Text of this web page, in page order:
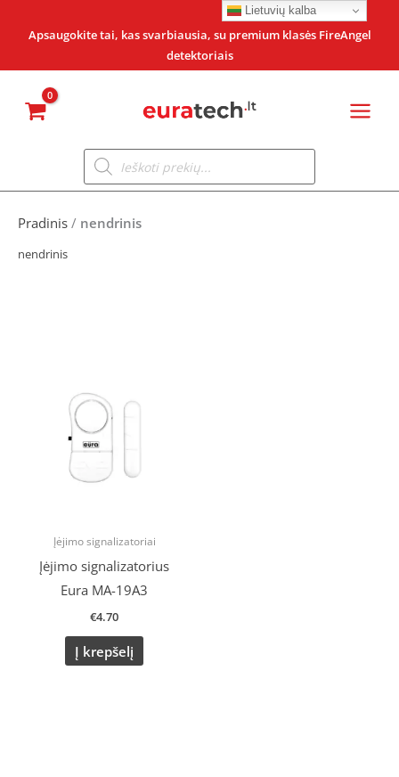
Apsaugokite tai, kas svarbiausia, su premium klasės FireAngel
detektoriais
Products
search
Pradinis / nendrinis
nendrinis
Įėjimo signalizatoriai
Įėjimo signalizatorius
Eura MA-19A3
€4.70
Į krepšelį
Lietuvių kalba